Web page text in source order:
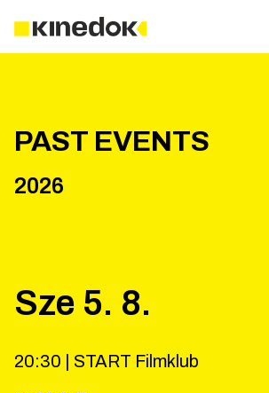
PAST EVENTS
2026
Sze 5. 8.
20:30 | START Filmklub